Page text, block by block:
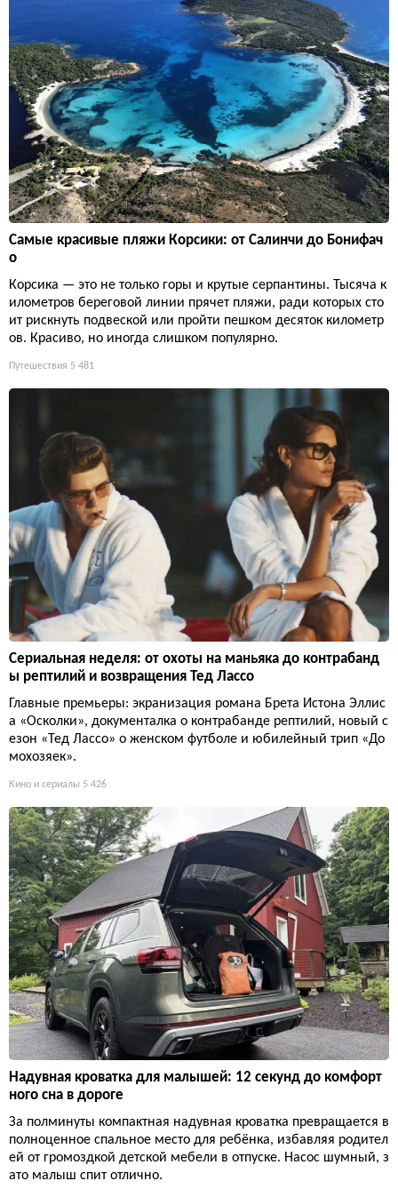
Самые красивые пляжи Корсики: от Салинчи до Бонифач
о
Корсика — это не только горы и крутые серпантины. Тысяча к
илометров береговой линии прячет пляжи, ради которых сто
ит рискнуть подвеской или пройти пешком десяток километр
ов. Красиво, но иногда слишком популярно.
Путешествия 5 481
Сериальная неделя: от охоты на маньяка до контрабанд
ы рептилий и возвращения Тед Лассо
Главные премьеры: экранизация романа Брета Истона Эллис
а «Осколки», документалка о контрабанде рептилий, новый с
езон «Тед Лассо» о женском футболе и юбилейный трип «До
мохозяек».
Кино и сериалы 5 426
Надувная кроватка для малышей: 12 секунд до комфорт
ного сна в дороге
За полминуты компактная надувная кроватка превращается в
полноценное спальное место для ребёнка, избавляя родител
ей от громоздкой детской мебели в отпуске. Насос шумный, з
ато малыш спит отлично.